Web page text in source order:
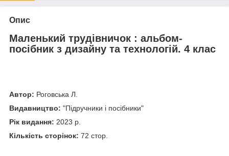
Опис
Маленький трудівничок : альбом-
посібник з дизайну та технологій. 4 клас
Автор: Роговська Л.
Видавництво: "Підручники і посібники"
Рік видання: 2023 р.
Кількість сторінок: 72 стор.